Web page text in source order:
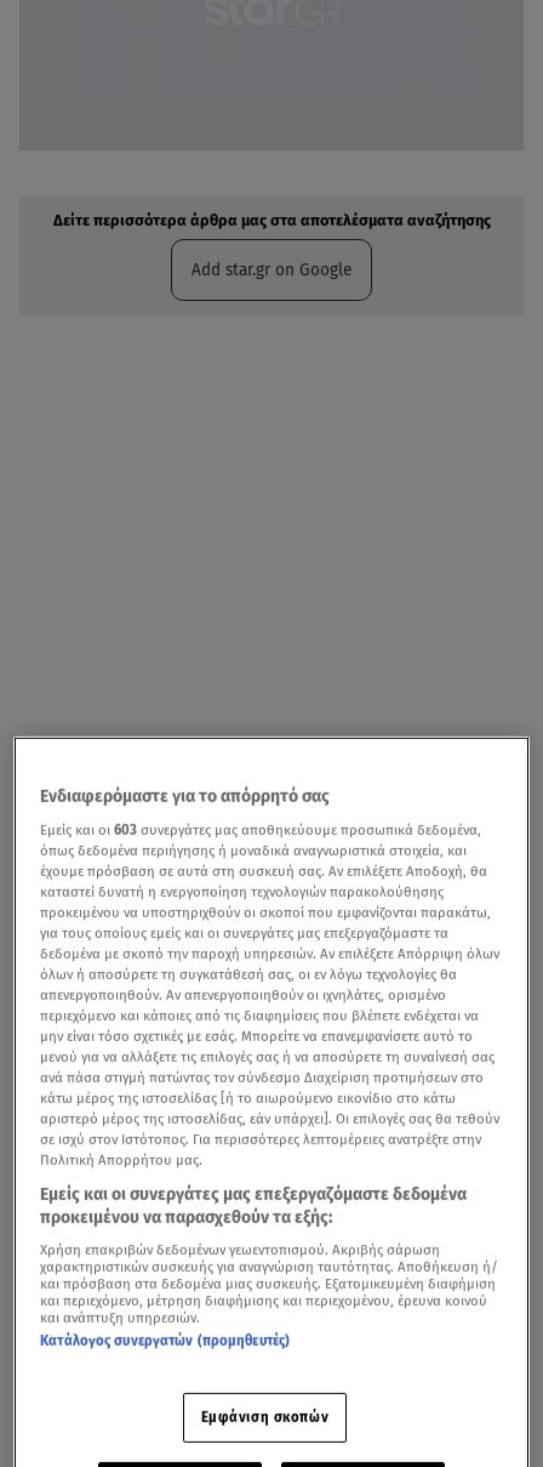
Δείτε περισσότερα άρθρα μας στα αποτελέσματα αναζήτησης
Add star.gr on Google
Ενδιαφερόμαστε για το απόρρητό σας
Εμείς και οι603 συνεργάτες μας αποθηκεύουμε προσωπικά δεδομένα,
όπως δεδομένα περιήγησης ή μοναδικά αναγνωριστικά στοιχεία, και
έχουμε πρόσβαση σε αυτά στη συσκευή σας. Αν επιλέξετε Αποδοχή, θα
καταστεί δυνατή η ενεργοποίηση τεχνολογιών παρακολούθησης
προκειμένου να υποστηριχθούν οι σκοποί που εμφανίζονται παρακάτω,
για τους οποίους εμείς και οι συνεργάτες μας επεξεργαζόμαστε τα
δεδομένα με σκοπό την παροχή υπηρεσιών. Αν επιλέξετε Απόρριψη όλων
όλων ή αποσύρετε τη συγκατάθεσή σας, οι εν λόγω τεχνολογίες θα
απενεργοποιηθούν. Αν απενεργοποιηθούν οι ιχνηλάτες, ορισμένο
περιεχόμενο και κάποιες από τις διαφημίσεις που βλέπετε ενδέχεται να
μην είναι τόσο σχετικές με εσάς. Μπορείτε να επανεμφανίσετε αυτό το
μενού για να αλλάξετε τις επιλογές σας ή να αποσύρετε τη συναίνεσή σας
ανά πάσα στιγμή πατώντας τον σύνδεσμο Διαχείριση προτιμήσεων στο
κάτω μέρος της ιστοσελίδας [ή το αιωρούμενο εικονίδιο στο κάτω
αριστερό μέρος της ιστοσελίδας, εάν υπάρχει]. Οι επιλογές σας θα τεθούν
σε ισχύ στον Ιστότοπος. Για περισσότερες λεπτομέρειες ανατρέξτε στην
Πολιτική Απορρήτου μας.
Εμείς και οι συνεργάτες μας επεξεργαζόμαστε δεδομένα
προκειμένου να παρασχεθούν τα εξής:
Χρήση επακριβών δεδομένων γεωεντοπισμού. Ακριβής σάρωση
χαρακτηριστικών συσκευής για αναγνώριση ταυτότητας. Αποθήκευση ή/
και πρόσβαση στα δεδομένα μιας συσκευής. Εξατομικευμένη διαφήμιση
και περιεχόμενο, μέτρηση διαφήμισης και περιεχομένου, έρευνα κοινού
και ανάπτυξη υπηρεσιών.
Κατάλογος συνεργατών (προμηθευτές)
Εμφάνιση σκοπών